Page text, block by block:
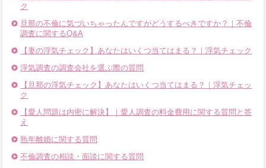
ク
旦那の不倫に気づいちゃったんですがどうするべきですか？｜不倫
調査に関するQ&A
【妻の浮気チェック】あなたはいくつ当てはまる？｜浮気チェック
浮気調査の調査会社を選ぶ際の質問
【旦那の浮気チェック】あなたはいくつ当てはまる？｜浮気チェッ
ク
【愛人問題は内密に解決】｜愛人調査の料金費用に関する質問と答
え
熟年離婚に関する質問
不倫調査の相談・面談に関する質問